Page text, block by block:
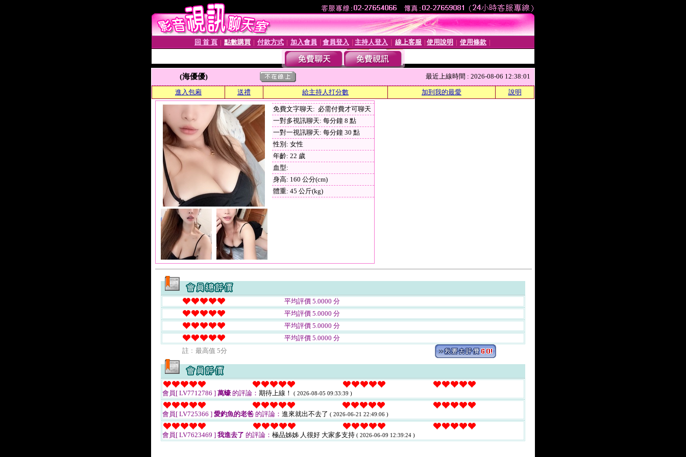
回 首 頁 點數購買 付款方式 加入會員 會員登入 主持人登入 線上客服 使用說明 使用條款
(海優優) 最近上線時間 : 2026-08-06 12:38:01
進入包廂 送禮 給主持人打分數 加到我的最愛 說明
免費文字聊天: 必需付費才可聊天
一對多視訊聊天: 每分鐘 8 點
一對一視訊聊天: 每分鐘 30 點
性別: 女性
年齡: 22 歲
血型:
身高: 160 公分(cm)
體重: 45 公斤(kg)
平均評價 5.0000 分
平均評價 5.0000 分
平均評價 5.0000 分
平均評價 5.0000 分
註﹕最高值 5分
會員[ LV7712786 ] 萬蠔 的評論： 期待上線！ ( 2026-08-05 09:33:39 )
會員[ LV725366 ] 愛釣魚的老爸 的評論： 進來就出不去了 ( 2026-06-21 22:49:06 )
會員[ LV7623469 ] 我進去了 的評論： 極品姊姊 人很好 大家多支持 ( 2026-06-09 12:39:24 )